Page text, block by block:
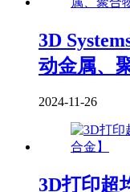
3D
动金属、
2024-11-26
3D打印超